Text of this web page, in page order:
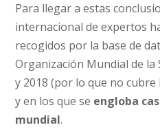
Para llegar a estas
internacional de expertos
recogidos por la base de
Organización Mundial de la
y 2018 (por lo que no
y en los que se engloba
mundial.